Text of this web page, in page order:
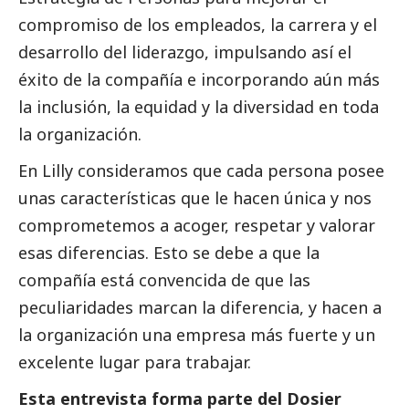
compromiso de los empleados, la carrera y el
desarrollo del liderazgo, impulsando así el
éxito de la compañía e incorporando aún más
la inclusión, la equidad y la diversidad en toda
la organización.
En Lilly consideramos que cada persona posee
unas características que le hacen única y nos
comprometemos a acoger, respetar y valorar
esas diferencias. Esto se debe a que la
compañía está convencida de que las
peculiaridades marcan la diferencia, y hacen a
la organización una empresa más fuerte y un
excelente lugar para trabajar.
Esta entrevista forma parte del Dosier